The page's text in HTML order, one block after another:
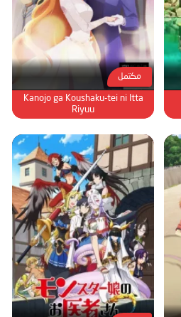
مكتمل
Kanojo ga Koushaku-tei ni Itta
Riyuu